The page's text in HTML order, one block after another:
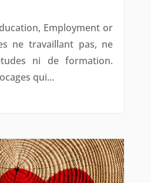
Employment or
ne travaillant pas, ne
ni de formation.
qui...